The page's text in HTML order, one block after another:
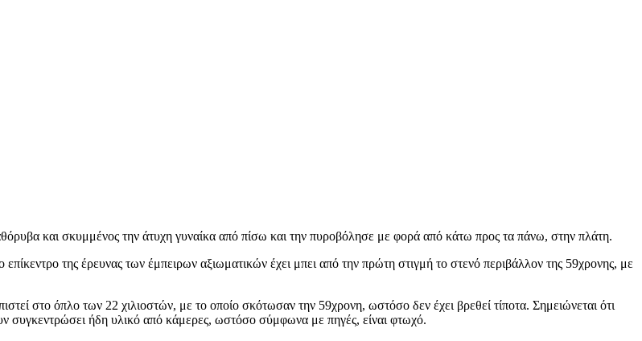
και σκυμμένος την άτυχη γυναίκα από πίσω και την πυροβόλησε με φορά από κάτω προς τα πάνω, στην πλάτη.
της έρευνας των έμπειρων αξιωματικών έχει μπει από την πρώτη στιγμή το στενό περιβάλλον της 59χρονης, με
στο όπλο των 22 χιλιοστών, με το οποίο σκότωσαν την 59χρονη, ωστόσο δεν έχει βρεθεί τίποτα. Σημειώνεται ότι
συγκεντρώσει ήδη υλικό από κάμερες, ωστόσο σύμφωνα με πηγές, είναι φτωχό.